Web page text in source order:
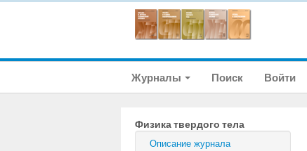
Журналы Поиск Войти
Физика твердого тела
Описание журнала